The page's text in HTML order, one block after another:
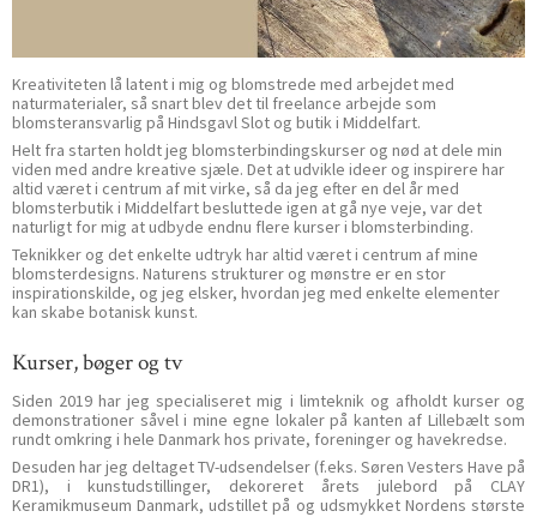
Kreativiteten lå latent i mig og blomstrede med arbejdet med
naturmaterialer, så snart blev det til freelance arbejde som
blomsteransvarlig på Hindsgavl Slot og butik i Middelfart.
Helt fra starten holdt jeg blomsterbindingskurser og nød at dele min
viden med andre kreative sjæle. Det at udvikle ideer og inspirere har
altid været i centrum af mit virke, så da jeg efter en del år med
blomsterbutik i Middelfart besluttede igen at gå nye veje, var det
naturligt for mig at udbyde endnu flere kurser i blomsterbinding.
Teknikker og det enkelte udtryk har altid været i centrum af mine
blomsterdesigns. Naturens strukturer og mønstre er en stor
inspirationskilde, og jeg elsker, hvordan jeg med enkelte elementer
kan skabe botanisk kunst.
Kurser, bøger og tv
Siden 2019 har jeg specialiseret mig i limteknik og afholdt kurser og
demonstrationer såvel i mine egne lokaler på kanten af Lillebælt som
rundt omkring i hele Danmark hos private, foreninger og havekredse.
Desuden har jeg deltaget TV-udsendelser (f.eks. Søren Vesters Have på
DR1), i kunstudstillinger, dekoreret årets julebord på CLAY
Keramikmuseum Danmark, udstillet på og udsmykket Nordens største